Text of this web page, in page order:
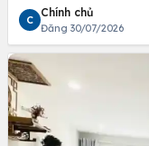
C
Chính chủ
Đăng 30/07/2026